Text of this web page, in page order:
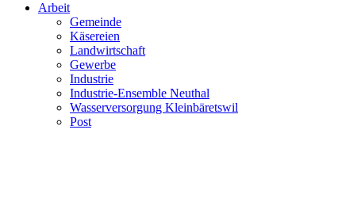
Arbeit
Gemeinde
Käsereien
Landwirtschaft
Gewerbe
Industrie
Industrie-Ensemble Neuthal
Wasserversorgung Kleinbäretswil
Post